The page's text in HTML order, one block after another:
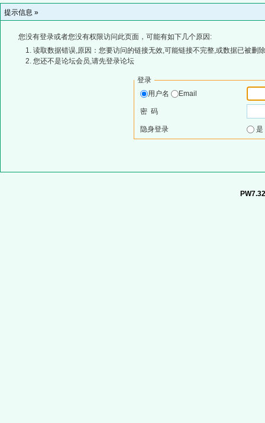
提示信息 »
您没有登录或者您没有权限访问此页面，可能有如下几个原因:
读取数据错误,原因：您要访问的链接无效,可能链接不完整,或数据已被删
您还不是论坛会员,请先登录论坛
登录
用户名
Email
密 码
隐身登录